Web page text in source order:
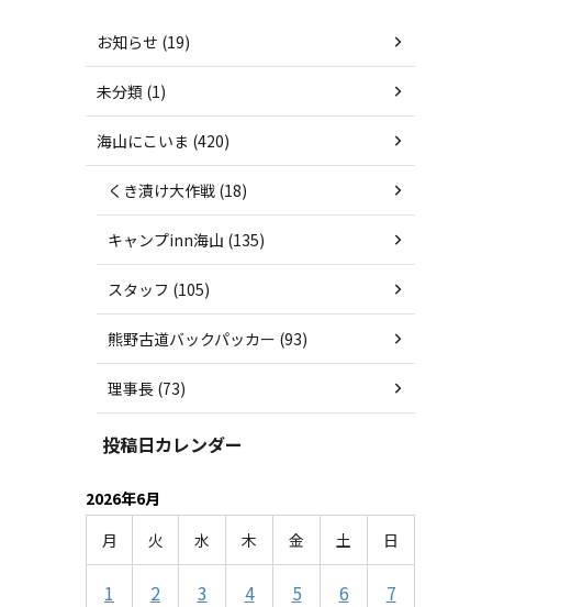
お知らせ (19)
未分類 (1)
海山にこいま (420)
くき漬け大作戦 (18)
キャンプinn海山 (135)
スタッフ (105)
熊野古道バックパッカー (93)
理事長 (73)
投稿日カレンダー
2026年6月
月
火 水 木 金 土 日
1 2 3 4 5 6 7